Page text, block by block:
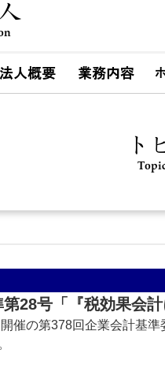
28号「『税効果会
催の第378回企業会計基